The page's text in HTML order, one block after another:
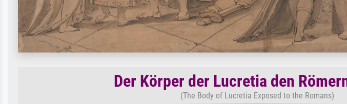
Der Körper der Lucretia den
(The Body of Lucretia Exposed to the Romans)